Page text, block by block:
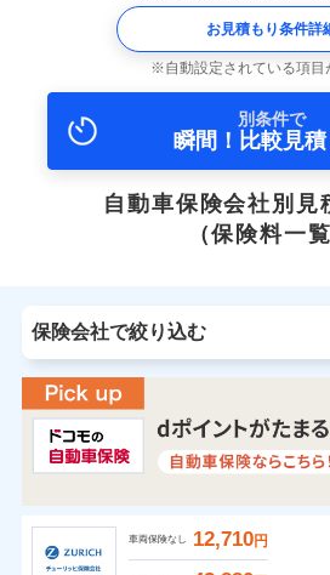
お見積もり条件詳
自動設定されている項目
別条件で
瞬間！比較見積
自動車保険会社別見
（保険料一覧
保険会社で絞り込む
車両保険なし 12,710円